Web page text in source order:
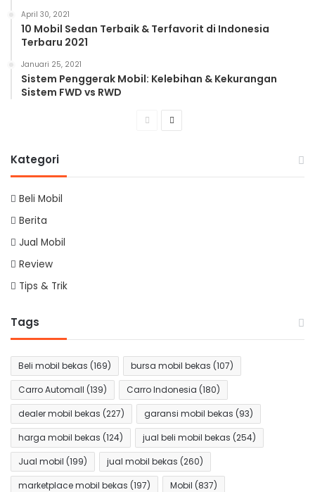
April 30, 2021
10 Mobil Sedan Terbaik & Terfavorit di Indonesia
Terbaru 2021
Januari 25, 2021
Sistem Penggerak Mobil: Kelebihan & Kekurangan
Sistem FWD vs RWD
PreviousNext
Kategori
Beli Mobil
Berita
Jual Mobil
Review
Tips & Trik
Tags
Beli mobil bekas (169) bursa mobil bekas (107)
Carro Automall (139) Carro Indonesia (180)
dealer mobil bekas (227) garansi mobil bekas (93)
harga mobil bekas (124) jual beli mobil bekas (254)
Jual mobil (199) jual mobil bekas (260)
marketplace mobil bekas (197) Mobil (837)